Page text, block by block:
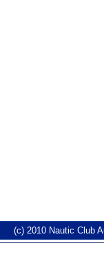
(c) 2010 Nautic Club